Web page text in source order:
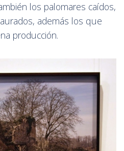
los palomares caídos,
además los que
producción.